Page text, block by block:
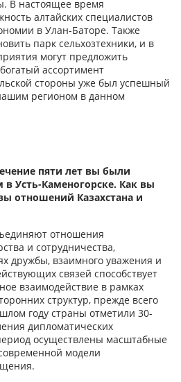
В настоящее время
алтайских специалистов
в Улан-Баторе. Также
парк сельхозтехники, и в
могут предложить
ассортимент
стороны уже был успешный
регионом в данном
пяти лет вы были
Усть-Каменогорске. Как вы
отношений Казахстана и
отношения
и сотрудничества,
дружбы, взаимного уважения и
связей способствует
взаимодействие в рамках
структур, прежде всего
году страны отметили 30-
дипломатических
осуществлены масштабные
модели